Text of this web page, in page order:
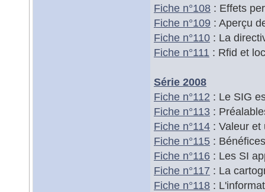
Fiche n°108 : Effets
Fiche n°109 : Aperçu
Fiche n°110 : La
Fiche n°111 : Rfid et
Série 2008
Fiche n°112 : Le SIG
Fiche n°113 :
Fiche n°114 : Valeur et
Fiche n°115 :
Fiche n°116 : Les SI
Fiche n°117 : La
Fiche n°118 :